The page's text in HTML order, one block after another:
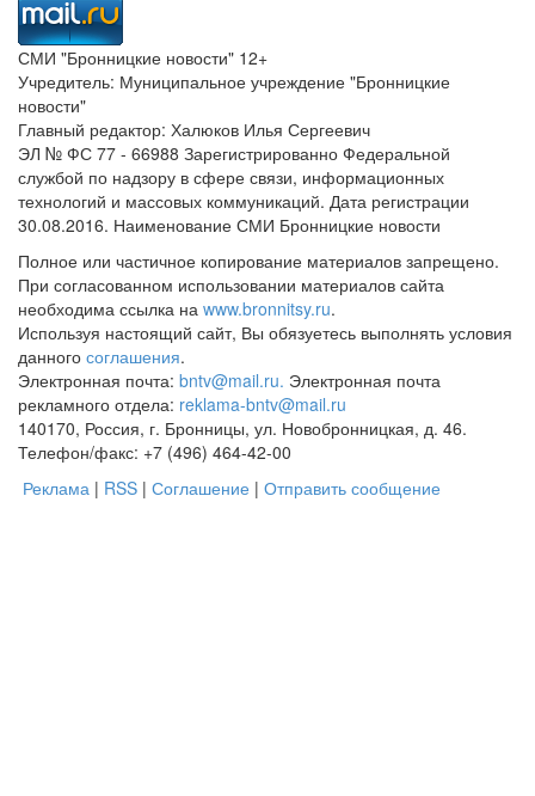
СМИ "Бронницкие новости" 12+
Учредитель: Муниципальное учреждение "Бронницкие
новости"
Главный редактор: Халюков Илья Сергеевич
ЭЛ № ФС 77 - 66988 Зарегистрированно Федеральной
службой по надзору в сфере связи, информационных
технологий и массовых коммуникаций. Дата регистрации
30.08.2016. Наименование СМИ Бронницкие новости
Полное или частичное копирование материалов запрещено.
При согласованном использовании материалов сайта
необходима ссылка на www.bronnitsy.ru.
Используя настоящий сайт, Вы обязуетесь выполнять условия
данного соглашения.
Электронная почта: bntv@mail.ru. Электронная почта
рекламного отдела: reklama-bntv@mail.ru
140170, Россия, г. Бронницы, ул. Новобронницкая, д. 46.
Телефон/факс: +7 (496) 464-42-00
Реклама | RSS | Соглашение | Отправить сообщение